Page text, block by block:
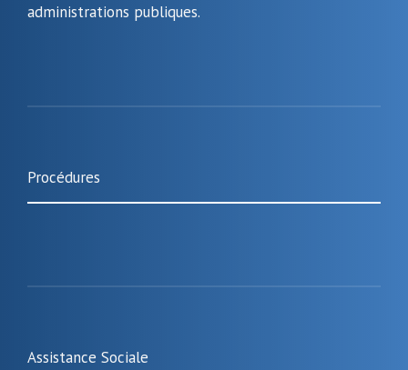
administrations publiques.
Procédures
Assistance Sociale